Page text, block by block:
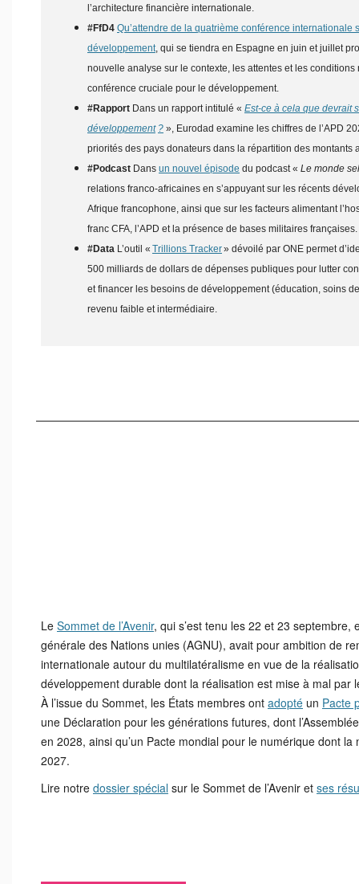
l’architecture financière internationale.
#FfD4 Qu’attendre de la quatrième conférence internationale
développement, qui se tiendra en Espagne en juin et juillet
nouvelle analyse sur le contexte, les attentes et les
conférence cruciale pour le développement.
#Rapport Dans un rapport intitulé « Est-ce à cela que devrait
développement ? », Eurodad examine les chiffres de l’APD
priorités des pays donateurs dans la répartition des montants
#Podcast Dans un nouvel épisode du podcast « Le monde
relations franco-africaines en s’appuyant sur les récents
Afrique francophone, ainsi que sur les facteurs alimentant
franc CFA, l’APD et la présence de bases militaires françaises.
#Data L’outil « Trillions Tracker» dévoilé par ONE permet
500 milliards de dollars de dépenses publiques pour lutter
et financer les besoins de développement (éducation, soins
revenu faible et intermédiaire.
Le Sommet de l’Avenir, qui s’est tenu les 22 et 23 septembre,
générale des Nations unies (AGNU), avait pour ambition de
internationale autour du multilatéralisme en vue de la
développement durable dont la réalisation est mise à mal par
À l’issue du Sommet, les États membres ont adopté un Pacte
une Déclaration pour les générations futures, dont
en 2028, ainsi qu’un Pacte mondial pour le numérique dont
2027.
Lire notre dossier spécial sur le Sommet de l’Avenir et ses